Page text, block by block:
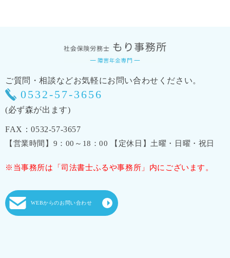
ご質問・相談などお気軽にお問い合わせください。
0532-57-3656
(必ず森が出ます)
FAX：0532-57-3657
【営業時間】9：00～18：00 【定休日】土曜・日曜・祝日
※当事務所は「司法書士ふるや事務所」内にございます。
WEBからのお問い合わせ